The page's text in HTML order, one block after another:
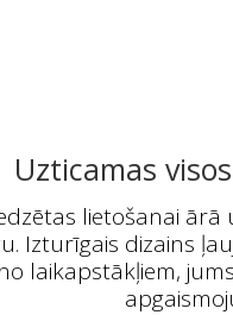
Uzticamas
lietošanai
Izturīgais dizains
laikapstākļiem,